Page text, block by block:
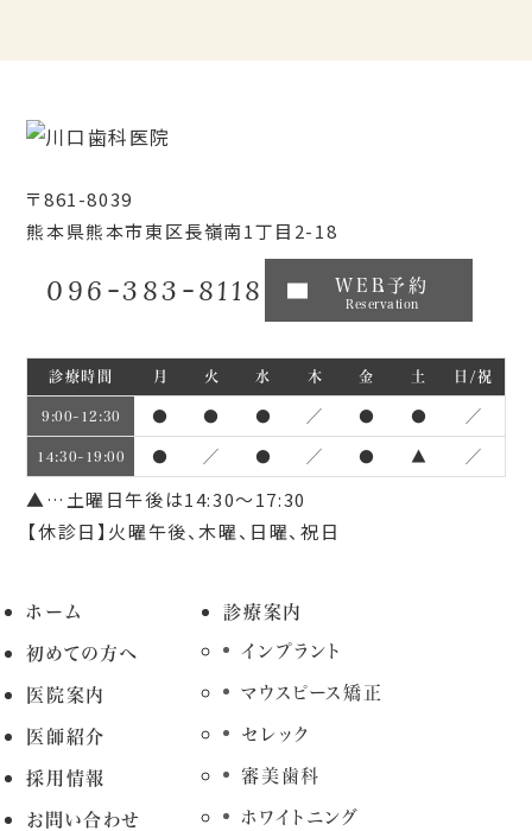
〒861-8039
熊本県熊本市東区長嶺南1丁目2-18
096-383-8118 WEB予約
Reservation
診療時間 月 火 水 木 金 土 日/祝
9:00~12:30 ● ● ● ／ ● ● ／
14:30~19:00 ● ／ ● ／ ● ▲ ／
▲…土曜日午後は14:30～17:30
【休診日】火曜午後、木曜、日曜、祝日
ホーム
初めての方へ
医院案内
医師紹介
採用情報
お問い合わせ
診療案内
インプラント
マウスピース矯正
セレック
審美歯科
ホワイトニング